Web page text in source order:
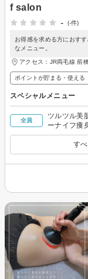
f salon
-
(-件)
お得感を求める方におす
なメニュー。
アクセス：JR両毛線 前
ポイントが貯まる・使える
スペシャルメニュー
全員
ツルツル美
ーナイフ痩
す